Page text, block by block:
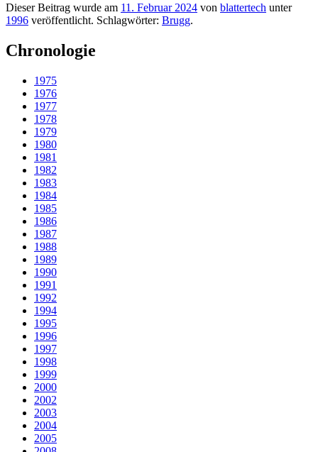
Dieser Beitrag wurde am 11. Februar 2024 von blattertech unter
1996 veröffentlicht. Schlagwörter: Brugg.
Chronologie
1975
1976
1977
1978
1979
1980
1981
1982
1983
1984
1985
1986
1987
1988
1989
1990
1991
1992
1994
1995
1996
1997
1998
1999
2000
2002
2003
2004
2005